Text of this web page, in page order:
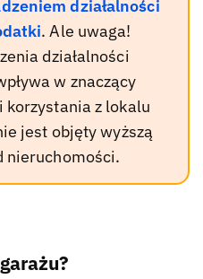
działalności
. Ale uwaga!
działalności
w znaczący
korzystania z lokalu
jest objęty wyższą
nieruchomości.